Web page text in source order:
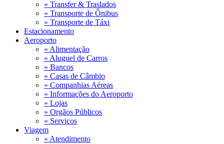
» Transfer & Traslados
» Transporte de Ônibus
» Transporte de Táxi
Estacionamento
Aeroporto
» Alimentação
» Aluguel de Carros
» Bancos
» Casas de Câmbio
» Companhias Aéreas
» Informações do Aeroporto
» Lojas
» Orgãos Públicos
» Serviços
Viagem
» Atendimento